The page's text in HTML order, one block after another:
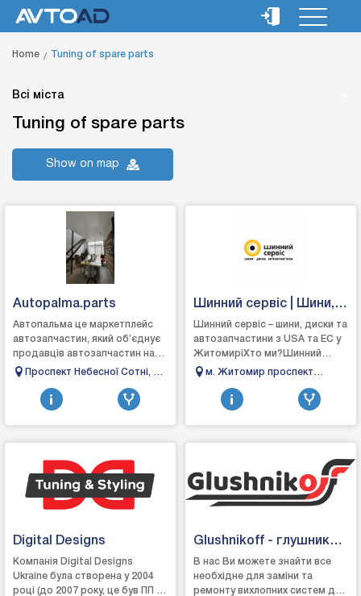
Home Tuning of spare parts
Всі міста
Tuning of spare parts
Show on map
Autopalma.parts
Автопальма це маркетплейс
автозапчастин, який об’єднує
продавців автозапчастин на
одній зручній платформі. Ми
спростити по...
Проспект Небесної Сотні, 2А,
Одеса
Шинний сервіс | Шини,
диски, запчастини
Житомир
Шинний сервіс – шини, диски та
автозапчастини з USA та EC у
ЖитомиріХто ми?Шинний
сервіс – це надійний магазин у
автовласник зна...
м. Житомир проспект
Незалежності 13
Digital Designs
Компанія Digital Designs
Ukraine була створена у 2004
році (до 2007 року, це був ПП –
Glushnikoff - глушники
Львів
В нас Ви можете знайти все
необхідне для заміни та
ремонту вихлопних систем до